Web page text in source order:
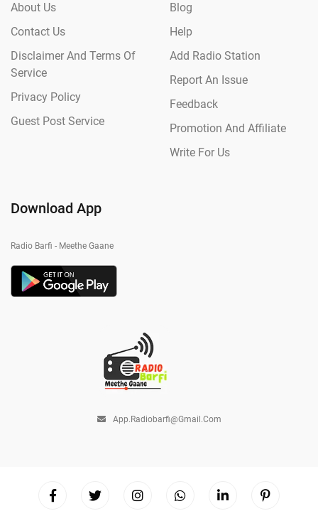
About Us
Contact Us
Disclaimer And Terms Of
Service
Privacy Policy
Guest Post Service
Blog
Help
Add Radio Station
Report An Issue
Feedback
Promotion And Affiliate
Write For Us
Download App
Radio Barfi - Meethe Gaane
App.radiobarfi@gmail.com